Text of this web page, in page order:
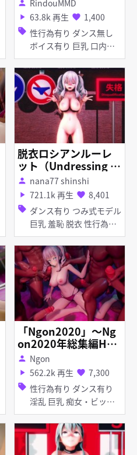
person RindouMMD
play_arrow 63.8k 再生 favorite 1,400
sell 性行為有り ダンス無し
ボイス有り 巨乳 口内射
精 フェラ 女性上位
脱衣ロシアンルーレ
ット（Undressing R
ussian roulette）
person nana77 shinshi
play_arrow 721.1k 再生 favorite 8,401
sell ダンス有り つみ式モデル
巨乳 羞恥 脱衣 性行為有
り
「Ngon2020」～Ng
on2020年総集編HMV
～
person Ngon
play_arrow 562.2k 再生 favorite 7,300
sell 性行為有り ダンス有り
淫乱 巨乳 痴女・ビッチ
乱交 ディルド 紳士ハン
ド